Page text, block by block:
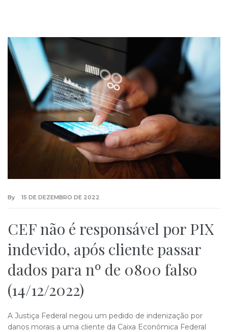
By 15 DE DEZEMBRO DE 2022
CEF não é responsável por PIX
indevido, após cliente passar
dados para nº de 0800 falso
(14/12/2022)
A Justiça Federal negou um pedido de indenização por
danos morais a uma cliente da Caixa Econômica Federal